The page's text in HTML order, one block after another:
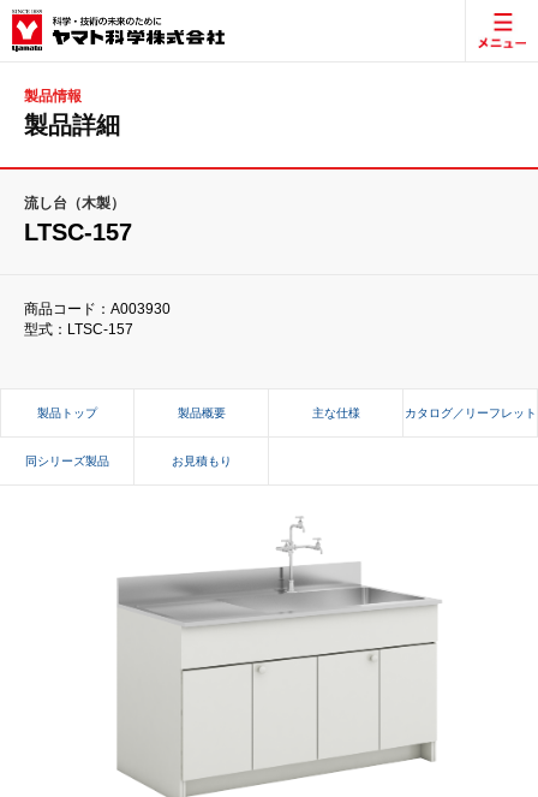
製品情報
製品詳細
流し台（木製）
LTSC-157
商品コード：A003930
型式：LTSC-157
製品トップ 製品概要 主な仕様 カタログ／リーフレット
同シリーズ製品 お見積もり